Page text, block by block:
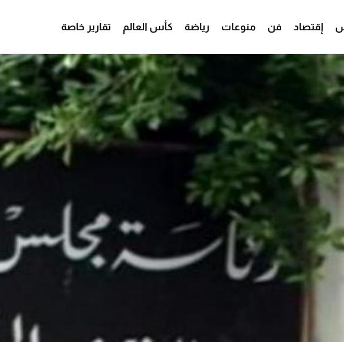
إقتصاد فن منوعات رياضة كأس العالم تقارير خاصة